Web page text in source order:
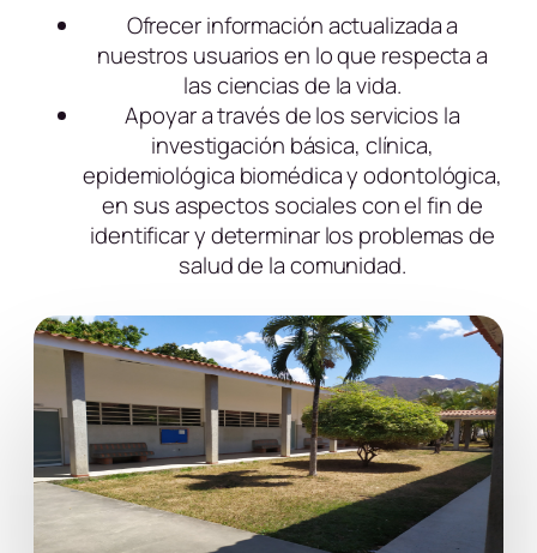
Ofrecer información actualizada a
nuestros usuarios en lo que respecta a
las ciencias de la vida.
Apoyar a través de los servicios la
investigación básica, clínica,
epidemiológica biomédica y odontológica,
en sus aspectos sociales con el fin de
identificar y determinar los problemas de
salud de la comunidad.